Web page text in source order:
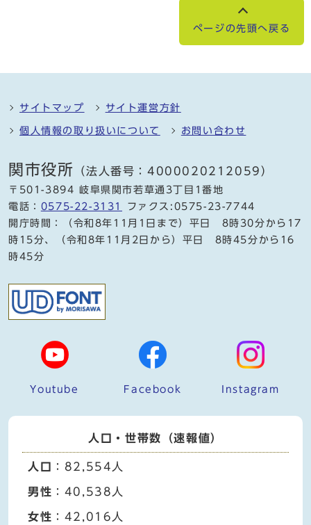
ページの先頭へ戻る
サイトマップ サイト運営方針
個人情報の取り扱いについて お問い合わせ
関市役所 （法人番号：4000020212059）
〒501-3894 岐阜県関市若草通3丁目1番地
電話： 0575-22-3131
ファクス:0575-23-7744
開庁時間：（令和8年11月1日まで）平日 8時30分から17
時15分、（令和8年11月2日から）平日 8時45分から16
時45分
Youtube Facebook Instagram
人口・世帯数（速報値）
人口 ：82,554人
男性 ：40,538人
女性 ：42,016人